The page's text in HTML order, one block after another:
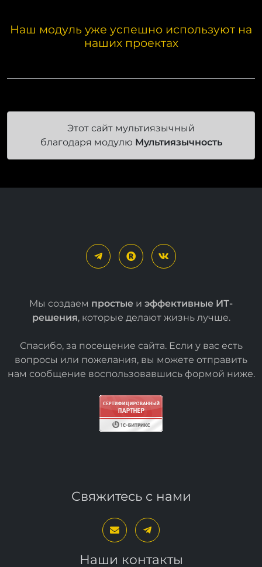
Наш модуль уже успешно используют на
наших проектах
Этот сайт мультиязычный
благодаря модулю Мультиязычность
Мы создаем простые и эффективные ИТ-
решения, которые делают жизнь лучше.
Спасибо, за посещение сайта. Если у вас есть
вопросы или пожелания, вы можете отправить
нам сообщение воспользовавшись формой ниже.
Свяжитесь с нами
Наши контакты